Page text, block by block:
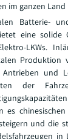
im ganzen Land
Batterie-
eine solide
LKWs.
Produktion
und
der
es
und die
in